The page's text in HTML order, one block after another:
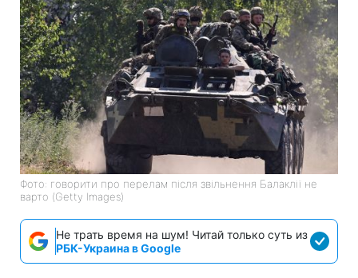
Фото: говорити про перелам після звільнення Балаклії не
варто (Getty Images)
Не трать время на шум! Читай только суть из
РБК-Украина в Google